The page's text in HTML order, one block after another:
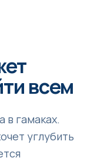
всем
в гамаках.
углубить